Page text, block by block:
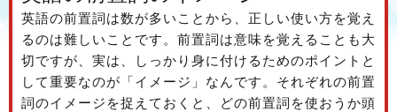
英語の前置詞は数が多いことから、正しい使い方を覚え
るのは難しいことです。前置詞は意味を覚えることも大
切ですが、実は、しっかり身に付けるためのポイントと
して重要なのが「イメージ」なんです。それぞれの前置
詞のイメージを捉えておくと、どの前置詞を使おうか頭